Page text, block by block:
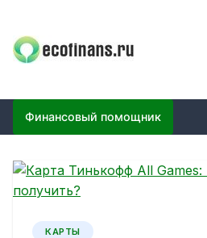
content
ECOFINANS
Финансовый помощник
КАРТЫ